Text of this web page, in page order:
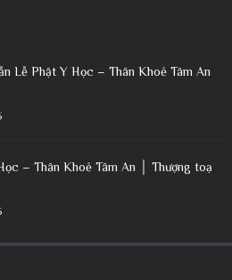
Lễ Phật Y Học – Thân Khoẻ Tâm An
– Thân Khoẻ Tâm An │ Thượng toạ